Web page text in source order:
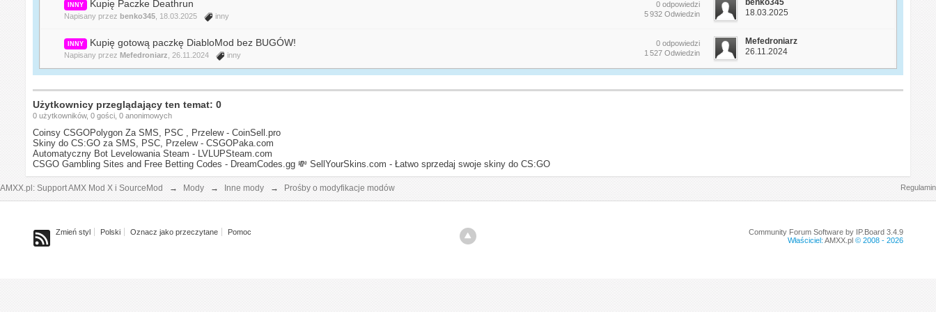
INNY Kupię Paczke Deathrun
Napisany przez benko345 , 18.03.2025 inny
0 odpowiedzi
5 932 Odwiedzin
benko345
18.03.2025
INNY Kupię gotową paczkę DiabloMod bez BUGÓW!
Napisany przez Mefedroniarz , 26.11.2024 inny
0 odpowiedzi
1 527 Odwiedzin
Mefedroniarz
26.11.2024
Użytkownicy przeglądający ten temat: 0
0 użytkowników, 0 gości, 0 anonimowych
Coinsy CSGOPolygon Za SMS, PSC , Przelew - CoinSell.pro
Skiny do CS:GO za SMS, PSC, Przelew - CSGOPaka.com
Automatyczny Bot Levelowania Steam - LVLUPSteam.com
CSGO Gambling Sites and Free Betting Codes - DreamCodes.gg 💸 SellYourSkins.com - Łatwo sprzedaj swoje skiny do CS:GO
AMXX.pl: Support AMX Mod X i SourceMod → Mody → Inne mody → Prośby o modyfikacje modów Regulamin
Zmień styl Polski Oznacz jako przeczytane Pomoc
Community Forum Software by IP.Board 3.4.9
Właściciel: AMXX.pl© 2008 - 2026